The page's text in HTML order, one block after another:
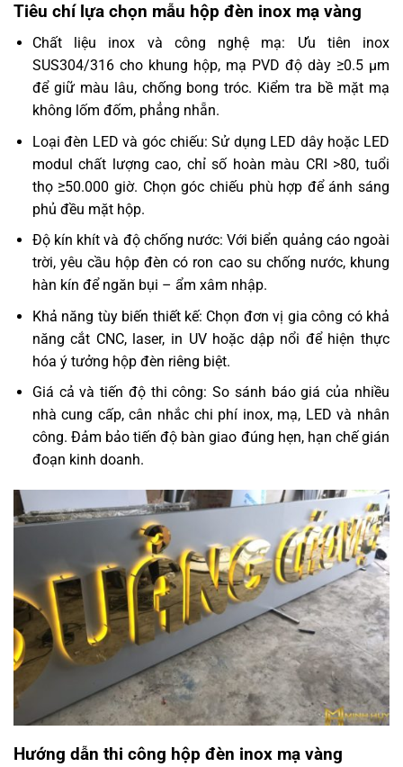
Tiêu chí lựa chọn mẫu hộp đèn inox mạ vàng
Chất liệu inox và công nghệ mạ: Ưu tiên inox
SUS304/316 cho khung hộp, mạ PVD độ dày ≥0.5 µm
để giữ màu lâu, chống bong tróc. Kiểm tra bề mặt mạ
không lốm đốm, phẳng nhẵn.
Loại đèn LED và góc chiếu: Sử dụng LED dây hoặc LED
modul chất lượng cao, chỉ số hoàn màu CRI >80, tuổi
thọ ≥50.000 giờ. Chọn góc chiếu phù hợp để ánh sáng
phủ đều mặt hộp.
Độ kín khít và độ chống nước: Với biển quảng cáo ngoài
trời, yêu cầu hộp đèn có ron cao su chống nước, khung
hàn kín để ngăn bụi – ẩm xâm nhập.
Khả năng tùy biến thiết kế: Chọn đơn vị gia công có khả
năng cắt CNC, laser, in UV hoặc dập nổi để hiện thực
hóa ý tưởng hộp đèn riêng biệt.
Giá cả và tiến độ thi công: So sánh báo giá của nhiều
nhà cung cấp, cân nhắc chi phí inox, mạ, LED và nhân
công. Đảm bảo tiến độ bàn giao đúng hẹn, hạn chế gián
đoạn kinh doanh.
Hướng dẫn thi công hộp đèn inox mạ vàng